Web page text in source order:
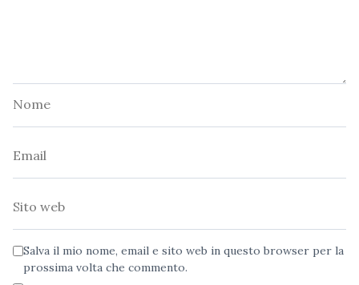
Salva il mio nome, email e sito web in questo browser per la
prossima volta che commento.